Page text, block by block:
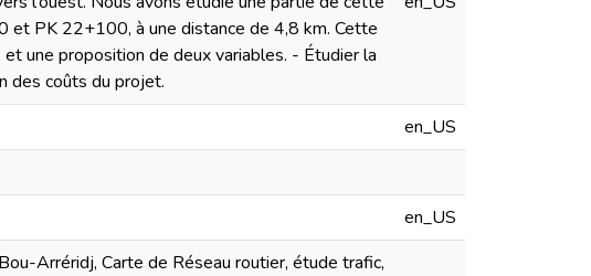
et PK 22+100, à une distance de 4,8 km. Cette
une proposition de deux variables. - Étudier la
des coûts du projet.
en_US
en_US
Arréridj, Carte de Réseau routier, étude trafic,